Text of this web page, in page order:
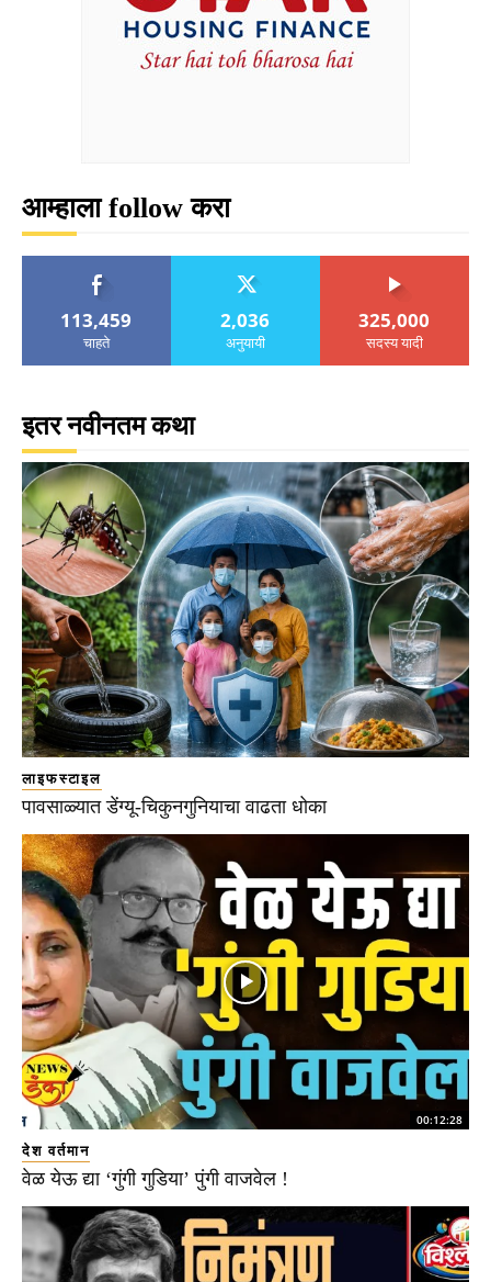
आम्हाला follow करा
113,459
चाहते
2,036
अनुयायी
325,000
सदस्य यादी
इतर नवीनतम कथा
लाइफस्टाइल
पावसाळ्यात डेंग्यू-चिकुनगुनियाचा वाढता धोका
00:12:28
देश वर्तमान
वेळ येऊ द्या ‘गुंगी गुडिया’ पुंगी वाजवेल !